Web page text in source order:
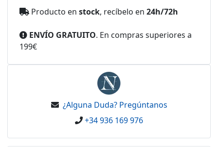
Producto en stock, recíbelo en 24h/72h
ENVÍO GRATUITO. En compras superiores a
199€
¿Alguna Duda? Pregúntanos
+34 936 169 976